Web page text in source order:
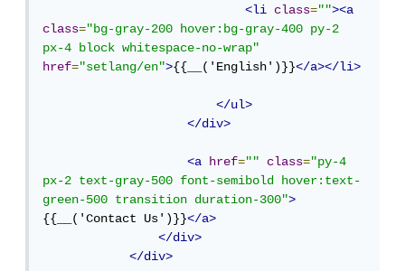
<li
class=""><a
class="bg-gray-200 hover:bg-gray-400 py-2
px-4 block whitespace-no-wrap"
href="setlang/en">{{__('English')}}</a></li>
</ul>
</div>
<a href="" class="py-4
px-2 text-gray-500 font-semibold hover:text-
green-500 transition duration-300">
{{__('Contact Us')}}</a>
</div>
</div>